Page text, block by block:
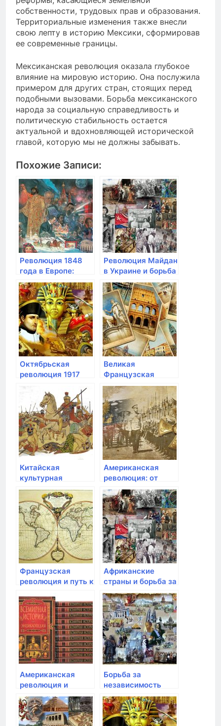
собственности, трудовых прав и образования.
Территориальные изменения также внесли
свою лепту в историю Мексики, сформировав
ее современные границы.
Мексиканская революция оказала глубокое
влияние на мировую историю. Она послужила
примером для других стран, стоящих перед
подобными вызовами. Борьба мексиканского
народа за социальную справедливость и
политическую стабильность остается
актуальной и вдохновляющей исторической
главой, которую мы не должны забывать.
Похожие Записи:
Революция 1848
года в Европе:
борьба за
либерализацию и
национальные
права
Революция Майдан
в Украине и борьба
за суверенитет
Октябрьская
революция 1917
борьба за власть в
России
Великая
Французская
революция и ее
историческое
значение
Китайская
культурная
революция:
идеологические
перемены и
социальные
последствия
Американская
революция: от
колоний к
независимой нации
Французская
революция и путь к
Африканские
страны и борьба за
политическую
независимость
Американская
революция и
образование США
Борьба за
независимость
наций в Латинской
Америке